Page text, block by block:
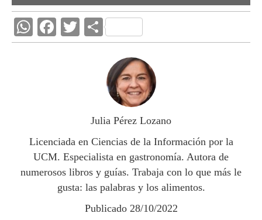
W
h
p
F
ac
k
T
w
C
o
m
p
ar
ti
r
Julia Pérez Lozano
Licenciada en Ciencias de la Información por la
UCM. Especialista en gastronomía. Autora de
numerosos libros y guías. Trabaja con lo que más le
gusta: las palabras y los alimentos.
Publicado 28/10/2022